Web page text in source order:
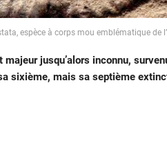
espèce à corps mou emblématique de
jusqu’alors inconnu,
sixième, mais sa septième